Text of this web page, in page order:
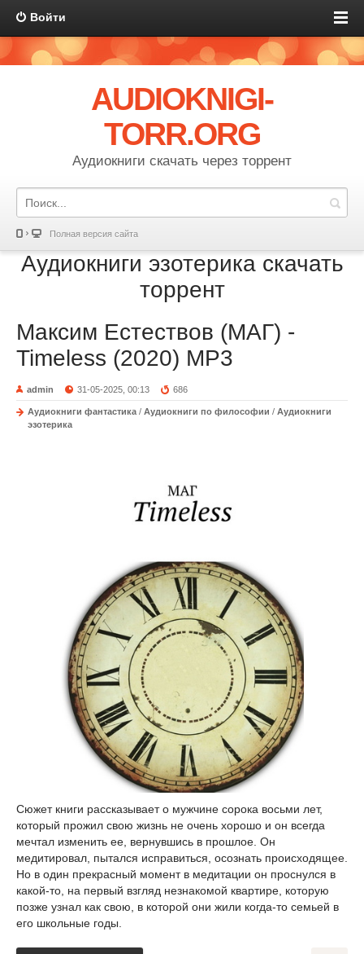
Войти
AUDIOKNIGI-
TORR.ORG
Аудиокниги скачать через торрент
Полная версия сайта
Аудиокниги эзотерика скачать
торрент
Максим Естествов (МАГ) -
Timeless (2020) MP3
admin 31-05-2025, 00:13 686
Аудиокниги фантастика / Аудиокниги по философии / Аудиокниги
эзотерика
Сюжет книги рассказывает о мужчине сорока восьми лет,
который прожил свою жизнь не очень хорошо и он всегда
мечтал изменить ее, вернувшись в прошлое. Он
медитировал, пытался исправиться, осознать происходящее.
Но в один прекрасный момент в медитации он проснулся в
какой-то, на первый взгляд незнакомой квартире, которую
позже узнал как свою, в которой они жили когда-то семьей в
его школьные годы.